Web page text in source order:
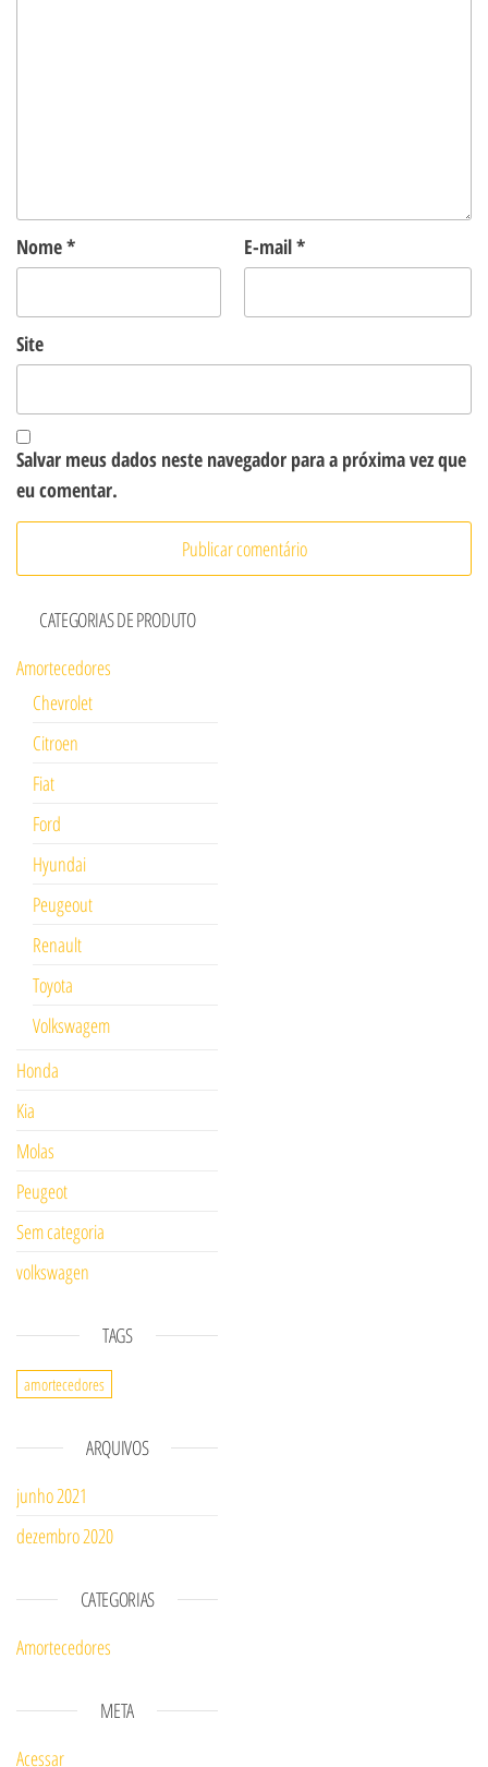
Nome* E-mail*
Site
Salvar meus dados neste navegador para a próxima vez que
eu comentar.
CATEGORIAS DE PRODUTO
Amortecedores
Chevrolet
Citroen
Fiat
Ford
Hyundai
Peugeout
Renault
Toyota
Volkswagem
Honda
Kia
Molas
Peugeot
Sem categoria
volkswagen
TAGS
amortecedores
ARQUIVOS
junho 2021
dezembro 2020
CATEGORIAS
Amortecedores
META
Acessar